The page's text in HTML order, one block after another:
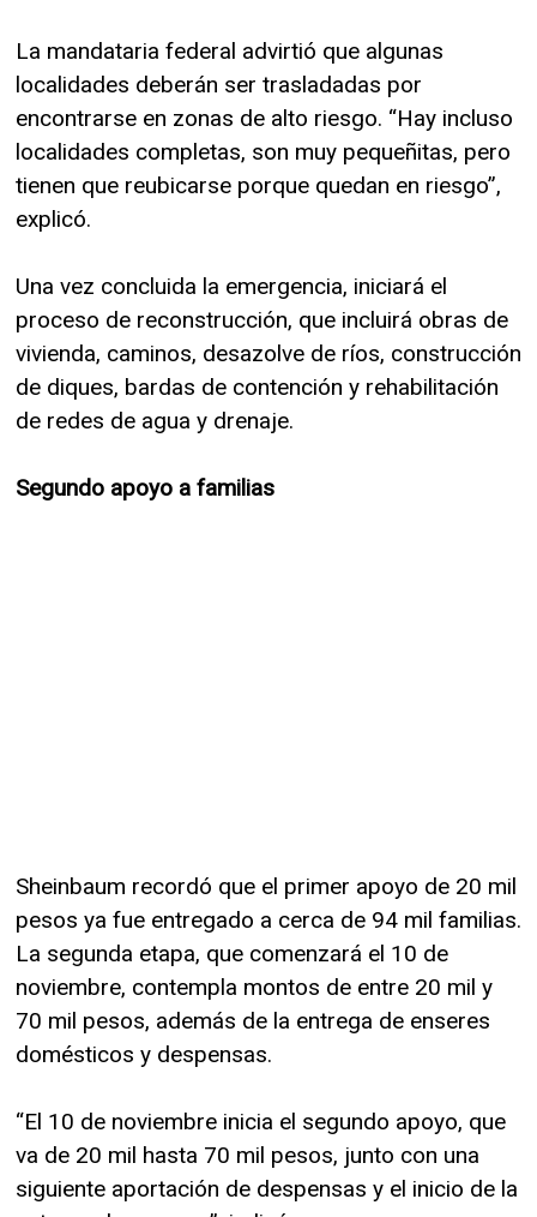
La mandataria federal advirtió que algunas
localidades deberán ser trasladadas por
encontrarse en zonas de alto riesgo. “Hay incluso
localidades completas, son muy pequeñitas, pero
tienen que reubicarse porque quedan en riesgo”,
explicó.
Una vez concluida la emergencia, iniciará el
proceso de reconstrucción, que incluirá obras de
vivienda, caminos, desazolve de ríos, construcción
de diques, bardas de contención y rehabilitación
de redes de agua y drenaje.
Segundo apoyo a familias
Sheinbaum recordó que el primer apoyo de 20 mil
pesos ya fue entregado a cerca de 94 mil familias.
La segunda etapa, que comenzará el 10 de
noviembre, contempla montos de entre 20 mil y
70 mil pesos, además de la entrega de enseres
domésticos y despensas.
“El 10 de noviembre inicia el segundo apoyo, que
va de 20 mil hasta 70 mil pesos, junto con una
siguiente aportación de despensas y el inicio de la